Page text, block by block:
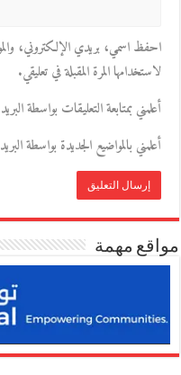
احفظ اسمي، بريدي الإلكتروني،
لاستخدامها المرة المقبلة في تعليقي.
أعلمني بمتابعة التعليقات بواسطة
أعلمني بالمواضيع الجديدة بواسطة
مواقع مهمة